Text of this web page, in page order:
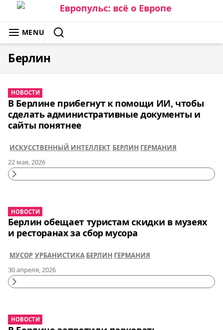
Skip
to
content
ЕВРОПУЛЬС: ВСЁ О ЕВРОПЕ
MENU
Берлин
НОВОСТИ
В Берлине прибегнут к помощи ИИ, чтобы
сделать административные документы и
сайты понятнее
ИСКУССТВЕННЫЙ ИНТЕЛЛЕКТ БЕРЛИН ГЕРМАНИЯ
22 мая, 2026
Continue
НОВОСТИ
Берлин обещает туристам скидки в музеях
и ресторанах за сбор мусора
МУСОР УРБАНИСТИКА БЕРЛИН ГЕРМАНИЯ
30 апреля, 2026
Continue
НОВОСТИ